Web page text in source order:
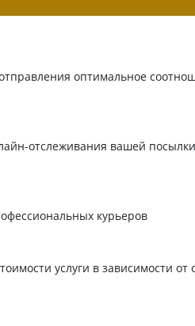
оптимальное
отслеживания вашей
курьеров
услуги в зависимости от